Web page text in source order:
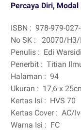
Percaya Diri,
ISBN : 978-979-
No SK :
20070/
Penulis : Edi Warsidi
Penerbit : Titian
Halaman : 94
Ukuran : 17,6 x
Kertas Isi : HVS 70
Kertas Cover : AC/
Warna Isi : FC